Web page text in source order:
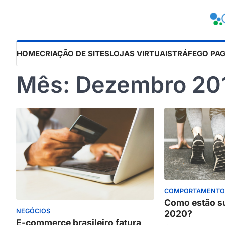
HOMECRIAÇÃO DE SITESLOJAS VIRTUAISTRÁFEGO
Mês: Dezembro
NEGÓCIOS
E-commerce brasileiro fatura
COMPORTAMENTO
Como estão
2020?